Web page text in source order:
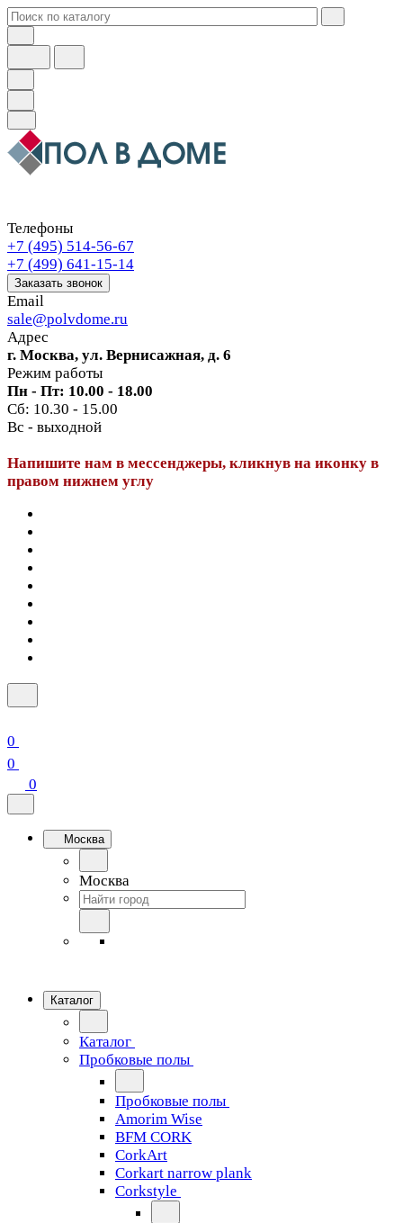
Телефоны
+7 (495) 514-56-67
+7 (499) 641-15-14
Заказать звонок
Email
sale@polvdome.ru
Адрес
г. Москва, ул. Вернисажная, д. 6
Режим работы
Пн - Пт: 10.00 - 18.00
Сб: 10.30 - 15.00
Вс - выходной
Напишите нам в мессенджеры, кликнув на иконку в
правом нижнем углу
0
0
0
Москва
Москва
Каталог
Каталог
Пробковые полы
Пробковые полы
Amorim Wise
BFM CORK
CorkArt
Corkart narrow plank
Corkstyle